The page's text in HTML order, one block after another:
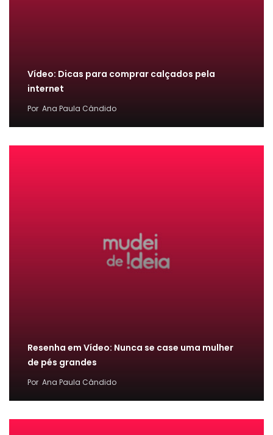
Vídeo: Dicas para comprar calçados pela
internet
Por Ana Paula Cândido
Resenha em Vídeo: Nunca se case uma mulher
de pés grandes
Por Ana Paula Cândido